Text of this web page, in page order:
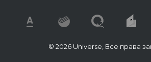
© 2026 Universe, Все права